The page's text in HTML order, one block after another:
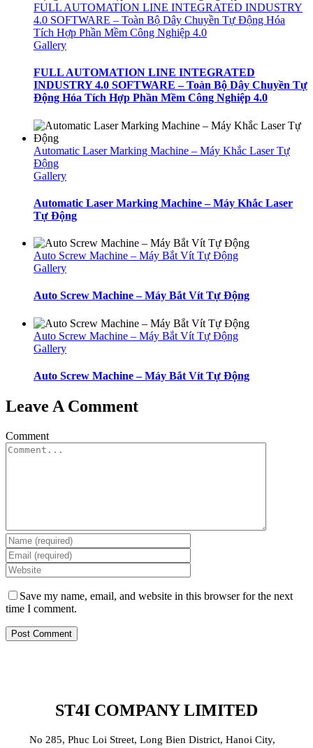
FULL AUTOMATION LINE INTEGRATED INDUSTRY
4.0 SOFTWARE – Toàn Bộ Dây Chuyền Tự Động Hóa
Tích Hợp Phần Mềm Công Nghiệp 4.0
Gallery
FULL AUTOMATION LINE INTEGRATED
INDUSTRY 4.0 SOFTWARE – Toàn Bộ Dây Chuyền Tự
Động Hóa Tích Hợp Phần Mềm Công Nghiệp 4.0
Automatic Laser Marking Machine – Máy Khắc Laser Tự
Động
Gallery
Automatic Laser Marking Machine – Máy Khắc Laser
Tự Động
Auto Screw Machine – Máy Bắt Vít Tự Động
Gallery
Auto Screw Machine – Máy Bắt Vít Tự Động
Auto Screw Machine – Máy Bắt Vít Tự Động
Gallery
Auto Screw Machine – Máy Bắt Vít Tự Động
Leave A Comment
Comment
Save my name, email, and website in this browser for the next
time I comment.
ST4I COMPANY LIMITED
No 285, Phuc Loi Street, Long Bien District, Hanoi City,